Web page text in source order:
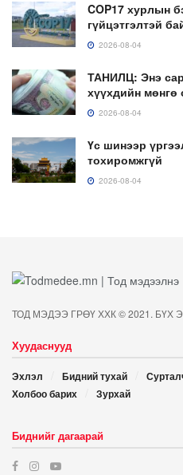
COP17 хурлын
гүйцэтгэлтэй
2026-08-04
ТАНИЛЦ: Энэ
хүүхдийн мөнгө
2026-08-04
Үс шинээр
тохиромжгүй
2026-08-04
ТОД МЭДЭЭ ГРӨҮ ХХК © 2021. БҮХ
Хуудаснууд
Эхлэл Бидний тухай
Холбоо барих
Зурхай
Биднийг дагаарай